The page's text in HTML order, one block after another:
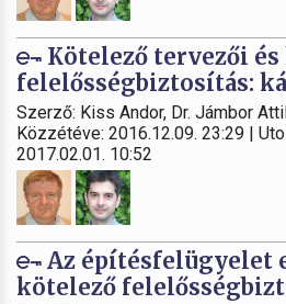
Kötelező tervezői
felelősségbiztosítás:
Szerző: Kiss Andor, Dr. Jámbor
Közzétéve: 2016.12.09. 23:29 |
2017.02.01. 10:52
Az építésfelügyelet
kötelező